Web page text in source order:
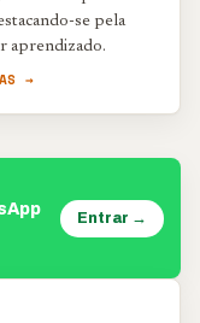
se pela
aprendizado.
→
Entrar →